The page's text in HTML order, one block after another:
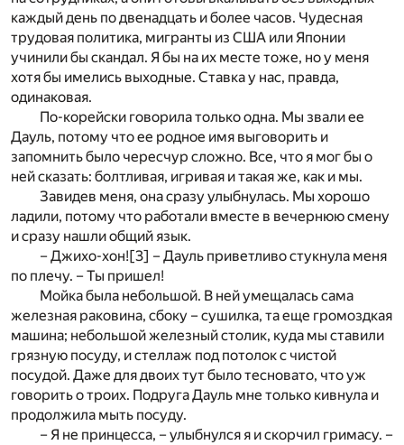
каждый день по двенадцать и более часов. Чудесная
трудовая политика, мигранты из США или Японии
учинили бы скандал. Я бы на их месте тоже, но у меня
хотя бы имелись выходные. Ставка у нас, правда,
одинаковая.
По-корейски говорила только одна. Мы звали ее
Дауль, потому что ее родное имя выговорить и
запомнить было чересчур сложно. Все, что я мог бы о
ней сказать: болтливая, игривая и такая же, как и мы.
Завидев меня, она сразу улыбнулась. Мы хорошо
ладили, потому что работали вместе в вечернюю смену
и сразу нашли общий язык.
– Джихо-хон! [3] – Дауль приветливо стукнула меня
по плечу. – Ты пришел!
Мойка была небольшой. В ней умещалась сама
железная раковина, сбоку – сушилка, та еще громоздкая
машина; небольшой железный столик, куда мы ставили
грязную посуду, и стеллаж под потолок с чистой
посудой. Даже для двоих тут было тесновато, что уж
говорить о троих. Подруга Дауль мне только кивнула и
продолжила мыть посуду.
– Я не принцесса, – улыбнулся я и скорчил гримасу. –